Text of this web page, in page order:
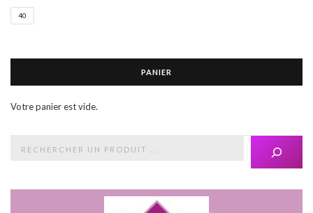
40
PANIER
Votre panier est vide.